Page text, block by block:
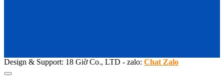
Design & Support: 18 Giờ Co., LTD - zalo: Chat Zalo